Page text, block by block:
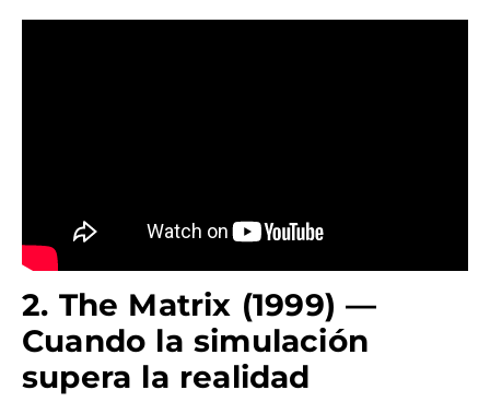
2. The Matrix (1999) —
Cuando la simulación
supera la realidad